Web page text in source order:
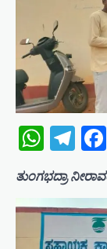
ತುಂಗಭದ್ರಾ